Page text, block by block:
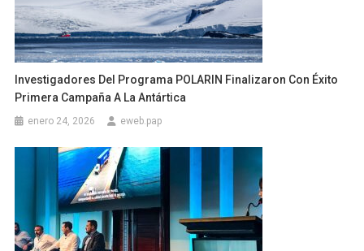
Investigadores Del Programa POLARIN Finalizaron Con Éxito
Primera Campaña A La Antártica
enero 24, 2026 eweb.pap